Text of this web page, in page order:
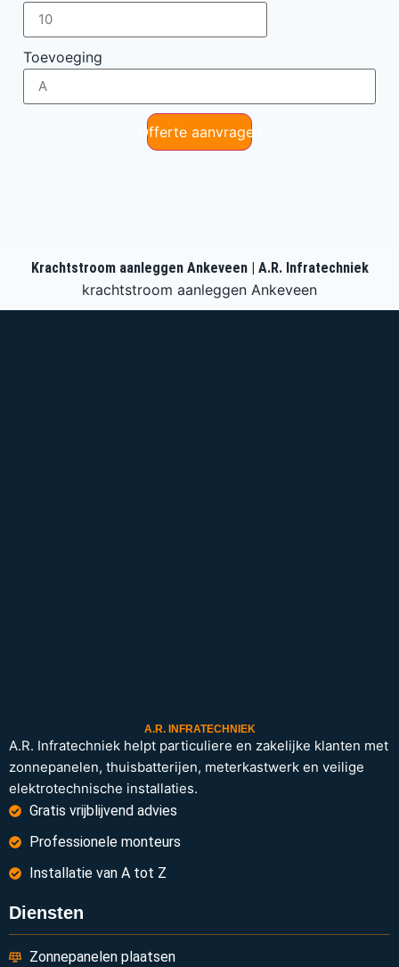
Toevoeging
Offerte aanvragen
Krachtstroom aanleggen Ankeveen | A.R. Infratechniek
krachtstroom aanleggen Ankeveen
A.R. INFRATECHNIEK
A.R. Infratechniek helpt particuliere en zakelijke klanten met
zonnepanelen, thuisbatterijen, meterkastwerk en veilige
elektrotechnische installaties.
Gratis vrijblijvend advies
Professionele monteurs
Installatie van A tot Z
Diensten
Zonnepanelen plaatsen